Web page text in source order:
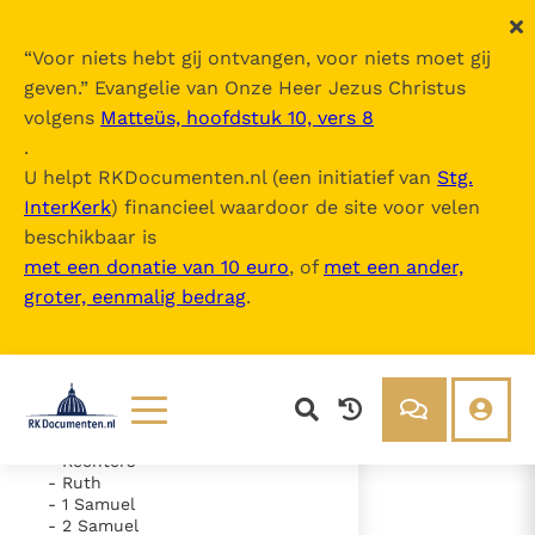
“Voor niets hebt gij ontvangen, voor niets moet gij
geven.” Evangelie van Onze Heer Jezus Christus
volgens Matteüs, hoofdstuk 10, vers 8
.
U helpt RKDocumenten.nl (een initiatief van Stg.
InterKerk) financieel waardoor de site voor velen
beschikbaar is
met een donatie van 10 euro, of met een ander,
groter, eenmalig bedrag.
Lezen
Documenten
Over ons
De Bijbel
Inhoudsopgave
uitklappen
- Oude Testament
- Exodus
- Numeri
- Deuteronomium
- Rechters
- Ruth
- 1 Samuel
- 2 Samuel
- Hoofdstuk 42